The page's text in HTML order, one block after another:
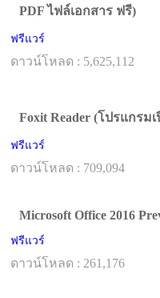
PDF ไฟล์เอกสาร ฟรี)
ฟรีแวร์
ดาวน์โหลด : 5,625,112
Foxit Reader (โปรแกรม
ฟรีแวร์
ดาวน์โหลด : 709,094
Microsoft Office 2016
ฟรีแวร์
ดาวน์โหลด : 261,176